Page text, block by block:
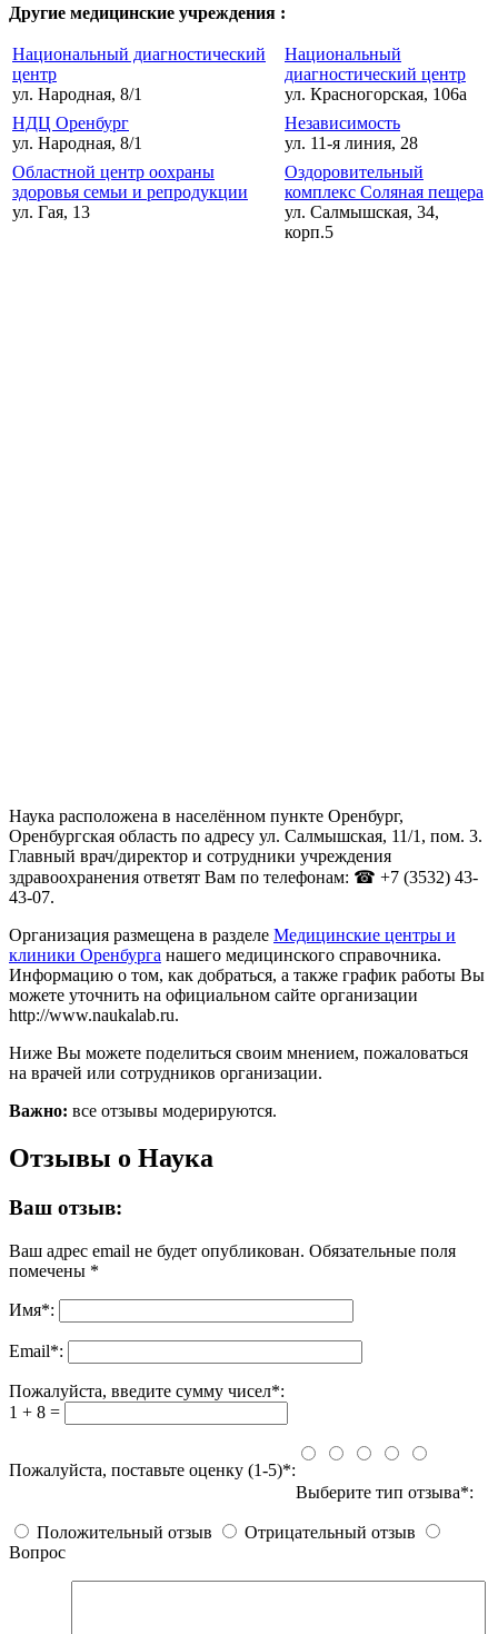
Другие медицинские учреждения :
Национальный диагностический
центр
ул. Народная, 8/1
Национальный
диагностический центр
ул. Красногорская, 106а
НДЦ Оренбург
ул. Народная, 8/1
Независимость
ул. 11-я линия, 28
Областной центр оохраны
здоровья семьи и репродукции
ул. Гая, 13
Оздоровительный
комплекс Соляная пещера
ул. Салмышская, 34,
корп.5
Наука расположена в населённом пункте Оренбург,
Оренбургская область по адресу ул. Салмышская, 11/1, пом. 3.
Главный врач/директор и сотрудники учреждения
здравоохранения ответят Вам по телефонам: ☎ +7 (3532) 43-
43-07.
Организация размещена в разделе Медицинские центры и
клиники Оренбурга нашего медицинского справочника.
Информацию о том, как добраться, а также график работы Вы
можете уточнить на официальном сайте организации
http://www.naukalab.ru.
Ниже Вы можете поделиться своим мнением, пожаловаться
на врачей или сотрудников организации.
Важно: все отзывы модерируются.
Отзывы о Наука
Ваш отзыв:
Ваш адрес email не будет опубликован. Обязательные поля
помечены *
Имя*:
Email*:
Пожалуйста, введите сумму чисел*:
1 + 8 =
Пожалуйста, поставьте оценку (1-5)*:
Выберите тип отзыва*:
Положительный отзыв
Отрицательный отзыв
Вопрос